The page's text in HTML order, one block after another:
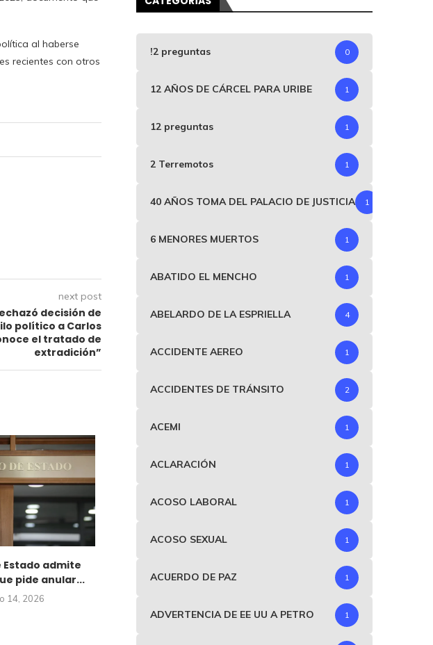
al haberse
recientes con otros
next post
decisión de
político a Carlos
el tratado de
extradición”
Estado admite
pide anular...
14, 2026
Limitan alocuciones del
presidente Petro: solo
octubre 9, 2025
Consejo de Estado dejó
firme elección de...
agosto 21, 2025
!2 preguntas 0
12 AÑOS DE CÁRCEL PARA URIBE 1
12 preguntas 1
2 Terremotos 1
40 AÑOS TOMA DEL PALACIO DE JUSTICIA 1
6 MENORES MUERTOS 1
ABATIDO EL MENCHO 1
ABELARDO DE LA ESPRIELLA 4
ACCIDENTE AEREO 1
ACCIDENTES DE TRÁNSITO 2
ACEMI 1
ACLARACIÓN 1
ACOSO LABORAL 1
ACOSO SEXUAL 1
ACUERDO DE PAZ 1
ADVERTENCIA DE EE UU A PETRO 1